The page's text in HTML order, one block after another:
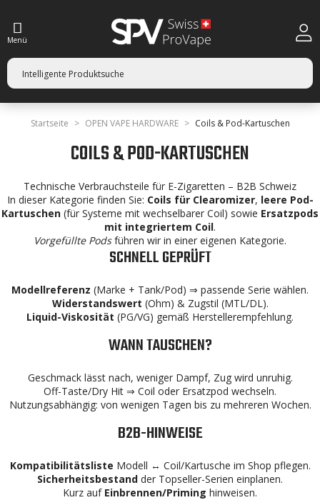
Menü
Startseite OPEN VAPE HARDWARE Coils & Pod-Kartuschen
COILS & POD-KARTUSCHEN
Technische Verbrauchsteile für E-Zigaretten – B2B Schweiz
In dieser Kategorie finden Sie: Coils für Clearomizer, leere Pod-
Kartuschen (für Systeme mit wechselbarer Coil) sowie Ersatzpods
mit integriertem Coil.
Vorgefüllte Podsführen wir in einer eigenen Kategorie.
SCHNELL GEPRÜFT
Modellreferenz (Marke + Tank/Pod) ⇒ passende Serie wählen.
Widerstandswert (Ohm) & Zugstil (MTL/DL).
Liquid-Viskosität (PG/VG) gemäß Herstellerempfehlung.
WANN TAUSCHEN?
Geschmack lässt nach, weniger Dampf, Zug wird unruhig.
Off-Taste/Dry Hit ⇒ Coil oder Ersatzpod wechseln.
Nutzungsabhängig: von wenigen Tagen bis zu mehreren Wochen.
B2B-HINWEISE
Kompatibilitätsliste Modell ↔ Coil/Kartusche im Shop pflegen.
Sicherheitsbestand der Topseller-Serien einplanen.
Kurz auf Einbrennen/Priming hinweisen.